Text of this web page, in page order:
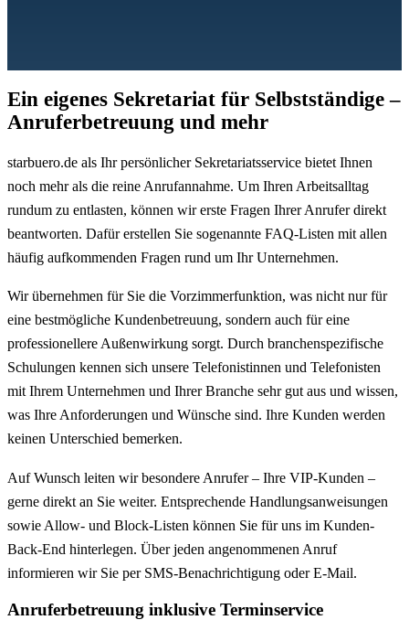
Ein eigenes Sekretariat für Selbstständige –
Anruferbetreuung und mehr
starbuero.de als Ihr persönlicher Sekretariatsservice bietet Ihnen
noch mehr als die reine Anrufannahme. Um Ihren Arbeitsalltag
rundum zu entlasten, können wir erste Fragen Ihrer Anrufer direkt
beantworten. Dafür erstellen Sie sogenannte FAQ-Listen mit allen
häufig aufkommenden Fragen rund um Ihr Unternehmen.
Wir übernehmen für Sie die Vorzimmerfunktion, was nicht nur für
eine bestmögliche Kundenbetreuung, sondern auch für eine
professionellere Außenwirkung sorgt. Durch branchenspezifische
Schulungen kennen sich unsere Telefonistinnen und Telefonisten
mit Ihrem Unternehmen und Ihrer Branche sehr gut aus und wissen,
was Ihre Anforderungen und Wünsche sind. Ihre Kunden werden
keinen Unterschied bemerken.
Auf Wunsch leiten wir besondere Anrufer – Ihre VIP-Kunden –
gerne direkt an Sie weiter. Entsprechende Handlungsanweisungen
sowie Allow- und Block-Listen können Sie für uns im Kunden-
Back-End hinterlegen. Über jeden angenommenen Anruf
informieren wir Sie per SMS-Benachrichtigung oder E-Mail.
Anruferbetreuung inklusive Terminservice